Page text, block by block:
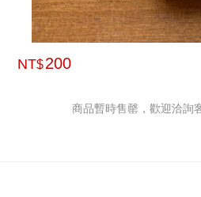
NT$200
商品暫時售罄，歡迎洽詢